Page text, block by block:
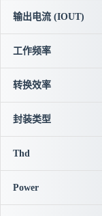
输出电流 (IOUT)
工作频率
转换效率
封装类型
Thd
Power